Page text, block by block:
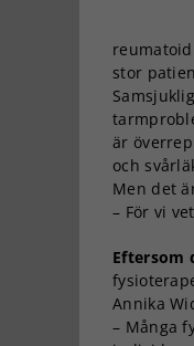
stor
är
och
Men det
– För vi
Eftersom
Annika
– Många